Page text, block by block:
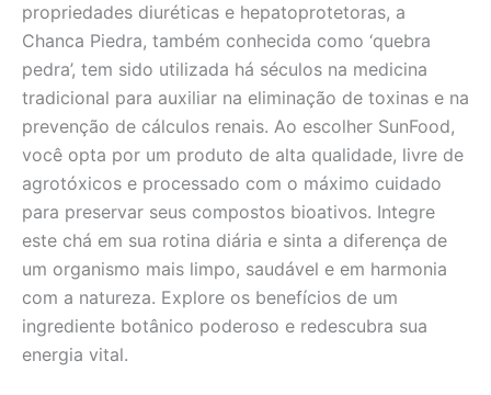
propriedades diuréticas e hepatoprotetoras, a
Chanca Piedra, também conhecida como ‘quebra
pedra’, tem sido utilizada há séculos na medicina
tradicional para auxiliar na eliminação de toxinas e na
prevenção de cálculos renais. Ao escolher SunFood,
você opta por um produto de alta qualidade, livre de
agrotóxicos e processado com o máximo cuidado
para preservar seus compostos bioativos. Integre
este chá em sua rotina diária e sinta a diferença de
um organismo mais limpo, saudável e em harmonia
com a natureza. Explore os benefícios de um
ingrediente botânico poderoso e redescubra sua
energia vital.